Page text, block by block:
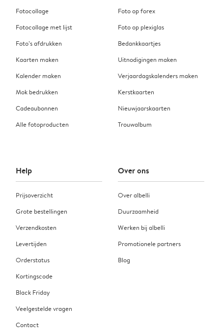
Fotocollage
Fotocollage met lijst
Foto’s afdrukken
Kaarten maken
Kalender maken
Mok bedrukken
Cadeaubonnen
Alle fotoproducten
Foto op forex
Foto op plexiglas
Bedankkaartjes
Uitnodigingen maken
Verjaardagskalenders maken
Kerstkaarten
Nieuwjaarskaarten
Trouwalbum
Help
Prijsoverzicht
Grote bestellingen
Verzendkosten
Levertijden
Orderstatus
Kortingscode
Black Friday
Veelgestelde vragen
Contact
Over ons
Over albelli
Duurzaamheid
Werken bij albelli
Promotionele partners
Blog